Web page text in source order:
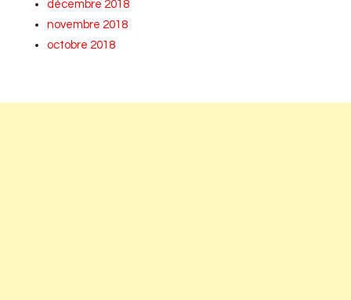
décembre 2018
novembre 2018
octobre 2018